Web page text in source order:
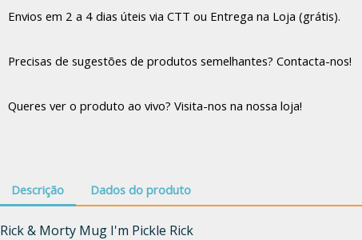
Envios em 2 a 4 dias úteis via CTT ou Entrega na Loja (grátis).
Precisas de sugestões de produtos semelhantes? Contacta-nos!
Queres ver o produto ao vivo? Visita-nos na nossa loja!
Descrição Dados do produto
Rick & Morty Mug I'm Pickle Rick